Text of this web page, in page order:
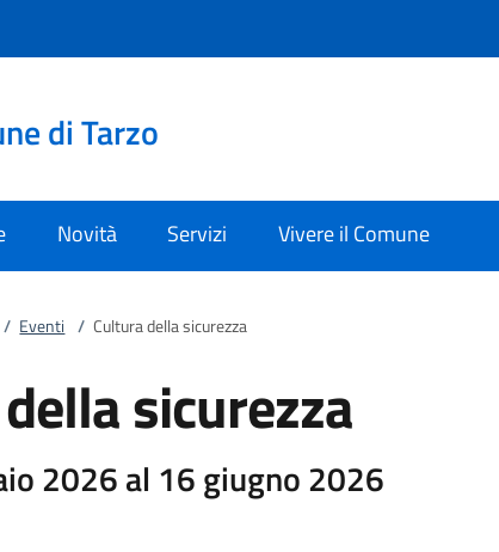
di Tarzo
Novità Servizi Vivere il Comune
/ Eventi / Cultura della sicurezza
sicurezza
2026 al 16 giugno 2026